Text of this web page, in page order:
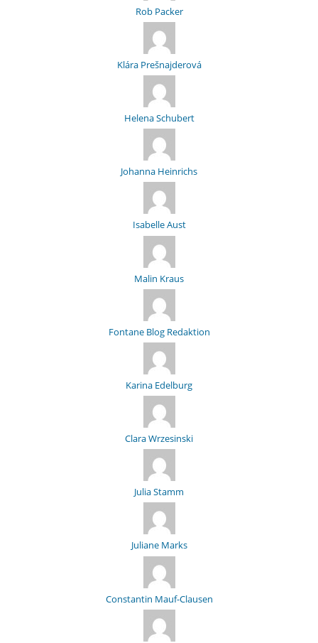
Rob Packer
Klára Prešnajderová
Helena Schubert
Johanna Heinrichs
Isabelle Aust
Malin Kraus
Fontane Blog Redaktion
Karina Edelburg
Clara Wrzesinski
Julia Stamm
Juliane Marks
Constantin Mauf-Clausen